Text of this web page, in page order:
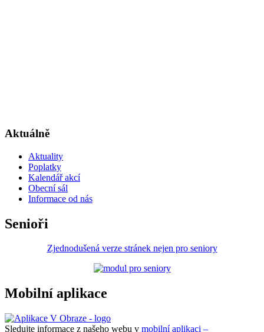
Aktuálně
Aktuality
Poplatky
Kalendář akcí
Obecní sál
Informace od nás
Senioři
Zjednodušená verze stránek nejen pro seniory
Mobilní aplikace
Sledujte informace z našeho webu v mobilní aplikaci –